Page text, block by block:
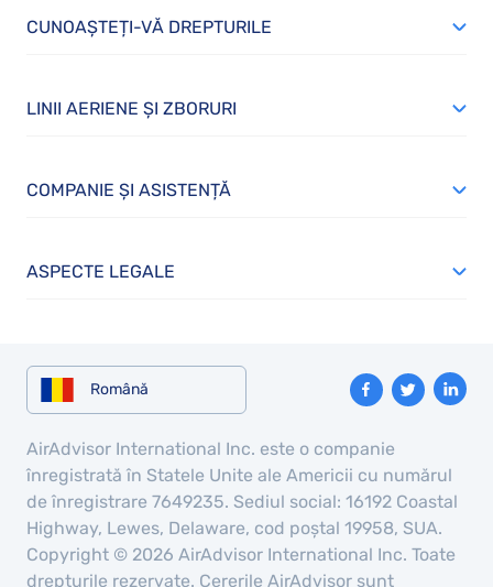
CUNOAȘTEȚI-VĂ DREPTURILE
LINII AERIENE ȘI ZBORURI
COMPANIE ȘI ASISTENȚĂ
ASPECTE LEGALE
Română
AirAdvisor International Inc. este o companie
înregistrată în Statele Unite ale Americii cu numărul
de înregistrare 7649235. Sediul social: 16192 Coastal
Highway, Lewes, Delaware, cod poștal 19958, SUA.
Copyright © 2026 AirAdvisor International Inc. Toate
drepturile rezervate. Cererile AirAdvisor sunt